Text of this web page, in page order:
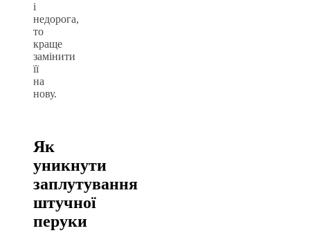
і
недорога,
то
краще
замінити
її
на
нову.
Як
уникнути
заплутування
штучної
перуки